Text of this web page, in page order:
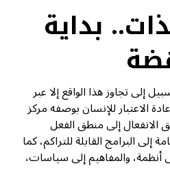
بداية
إلى تجاوز هذا الواقع إلا عبر
الاعتبار للإنسان بوصفه مركز
الانفعال إلى منطق الفعل
البرامج القابلة للتراكم، كما
أنظمة، والمفاهيم إلى سياسات،